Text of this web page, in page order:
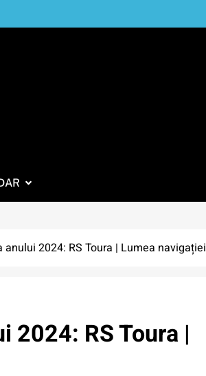
anului 2024: RS Toura | Lumea navigației
2024: RS Toura |